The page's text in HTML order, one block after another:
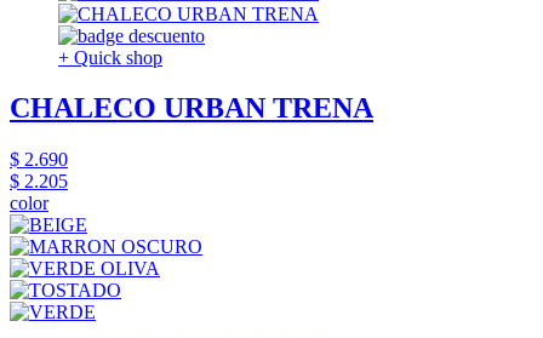
+ Quick shop
CHALECO URBAN TRENA
$ 2.690
$ 2.205
color